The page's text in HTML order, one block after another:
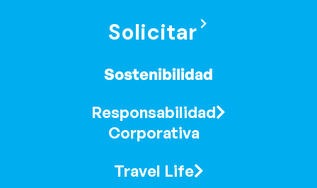
Solicitar
Sostenibilidad
Responsabilidad
Corporativa
Travel Life